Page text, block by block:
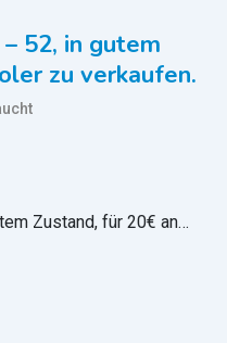
52, in gutem
zu verkaufen.
Zustand, für 20€ an…